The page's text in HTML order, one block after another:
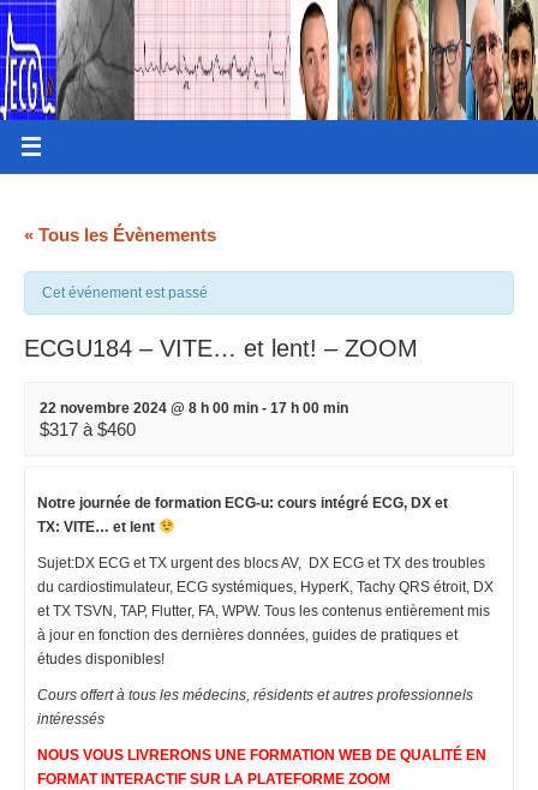
« Tous les Évènements
Cet événement est passé
ECGU184 – VITE… et lent! – ZOOM
22 novembre 2024 @ 8 h 00 min - 17 h 00 min
$317 à $460
Notre journée de formation ECG-u: cours intégré ECG, DX et
TX: VITE… et lent
Sujet:DX ECG et TX urgent des blocs AV, DX ECG et TX des troubles
du cardiostimulateur, ECG systémiques, HyperK, Tachy QRS étroit, DX
et TX TSVN, TAP, Flutter, FA, WPW. Tous les contenus entièrement mis
à jour en fonction des dernières données, guides de pratiques et
études disponibles!
Cours offert à tous les médecins, résidents et autres professionnels
intéressés
NOUS VOUS LIVRERONS UNE FORMATION WEB DE QUALITÉ EN
FORMAT INTERACTIF SUR LA PLATEFORME ZOOM